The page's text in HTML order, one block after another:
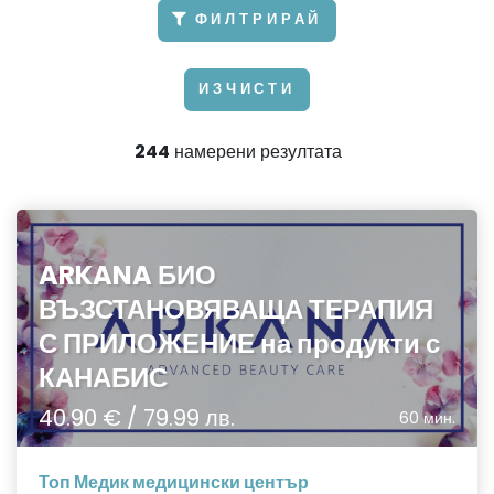
ФИЛТРИРАЙ
ИЗЧИСТИ
244 намерени резултата
ARKANA БИО
ВЪЗСТАНОВЯВАЩА ТЕРАПИЯ
С ПРИЛОЖЕНИЕ на продукти с
КАНАБИС
40.90 € / 79.99 лв. 60 мин.
Топ Медик медицински център